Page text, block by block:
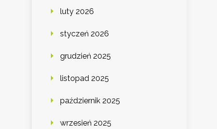
luty 2026
styczeń 2026
grudzień 2025
listopad 2025
październik 2025
wrzesień 2025